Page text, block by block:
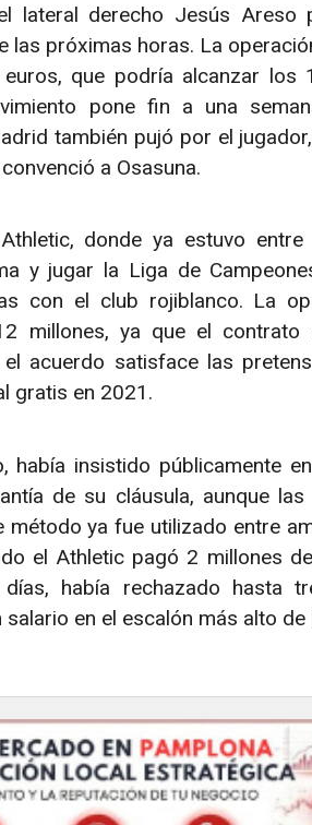
lateral derecho Jesús Areso
las próximas horas. La
que podría alcanzar los
pone fin a una
también pujó por el
a Osasuna.
donde ya estuvo
y jugar la Liga de
con el club rojiblanco. La
millones, ya que el contrato
acuerdo satisface las
gratis en 2021.
había insistido públicamente
de su cláusula, aunque las
ya fue utilizado entre
el Athletic pagó 2 millones
había rechazado hasta
en el escalón más alto de